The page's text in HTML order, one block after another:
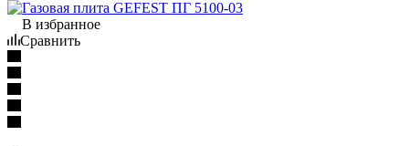
В избранное
Сравнить